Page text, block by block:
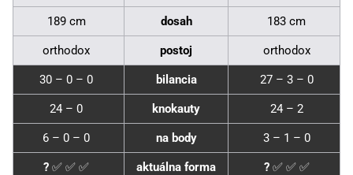
189 cm dosah 183 cm
orthodox postoj orthodox
30 – 0 – 0 bilancia 27 – 3 – 0
24 – 0 knokauty 24 – 2
6 – 0 – 0 na body 3 – 1 – 0
? ✅ ✅ ✅ aktuálna forma ?✅ ✅ ✅